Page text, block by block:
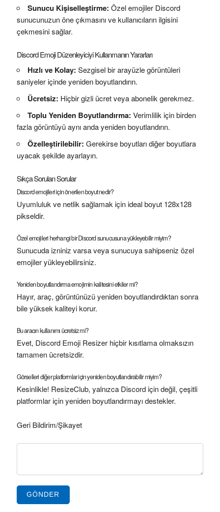
Sunucu Kişiselleştirme: Özel emojiler Discord
sunucunuzun öne çıkmasını ve kullanıcıların ilgisini
çekmesini sağlar.
Discord Emoji Düzenleyiciyi Kullanmanın Yararları
Hızlı ve Kolay: Sezgisel bir arayüzle görüntüleri
saniyeler içinde yeniden boyutlandırın.
Ücretsiz: Hiçbir gizli ücret veya abonelik gerekmez.
Toplu Yeniden Boyutlandırma: Verimlilik için birden
fazla görüntüyü aynı anda yeniden boyutlandırın.
Özelleştirilebilir: Gerekirse boyutları diğer boyutlara
uyacak şekilde ayarlayın.
Sıkça Sorulan Sorular
Discord emojileri için önerilen boyut nedir?
Uyumluluk ve netlik sağlamak için ideal boyut 128x128
pikseldir.
Özel emojileri herhangi bir Discord sunucusuna yükleyebilir miyim?
Sunucuda izniniz varsa veya sunucuya sahipseniz özel
emojiler yükleyebilirsiniz.
Yeniden boyutlandırma emojimin kalitesini etkiler mi?
Hayır, araç, görüntünüzü yeniden boyutlandırdıktan sonra
bile yüksek kaliteyi korur.
Bu aracın kullanımı ücretsiz mi?
Evet, Discord Emoji Resizer hiçbir kısıtlama olmaksızın
tamamen ücretsizdir.
Görselleri diğer platformlar için yeniden boyutlandırabilir miyim?
Kesinlikle! ResizeClub, yalnızca Discord için değil, çeşitli
platformlar için yeniden boyutlandırmayı destekler.
Geri Bildirim/Şikayet
GÖNDER